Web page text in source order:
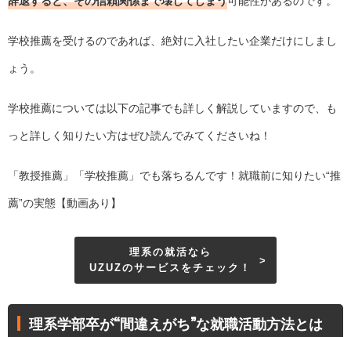
学校推薦を受けるのであれば、絶対に入社したい企業だけにしまし
ょう。
学校推薦については以下の記事でも詳しく解説していますので、も
っと詳しく知りたい方はぜひ読んでみてくださいね！
「教授推薦」「学校推薦」でも落ちるんです！就職前に知りたい“推
薦”の実態【動画あり】
理系の就活なら
UZUZのサービスをチェック！
理系学部卒が“間違えがち”な就職活動方法とは